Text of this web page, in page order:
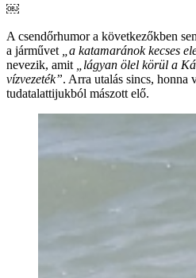
￼
A csendőrhumor a következőkben
a járművet
„a katamaránok kecses
nevezik, amit
„lágyan ölel körül a
vízvezeték”. Arra utalás sincs, honna
tudatalattijukból mászott elő.